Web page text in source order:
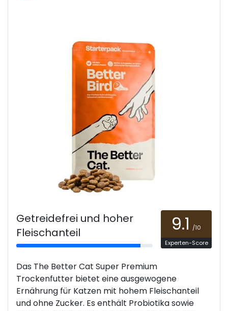
Getreidefrei und hoher
Fleischanteil
9.1 /10
Experten-Score
Das The Better Cat Super Premium
Trockenfutter bietet eine ausgewogene
Ernährung für Katzen mit hohem Fleischanteil
und ohne Zucker. Es enthält Probiotika sowie